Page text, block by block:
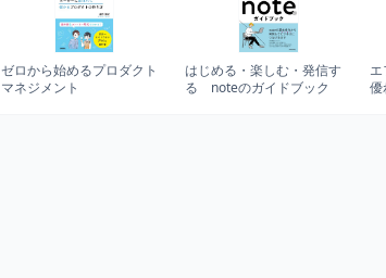
ゼロから始めるプロダクト
マネジメント
はじめる・楽しむ・発信す
る noteのガイドブック
優